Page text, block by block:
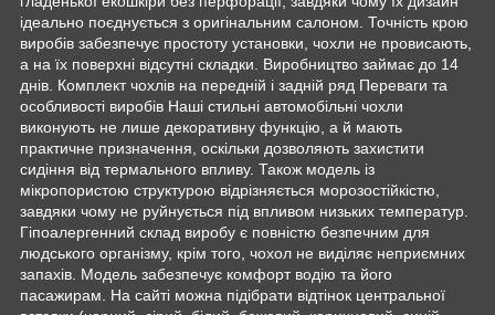
ідеально поєднується з оригінальним салоном. Точність крою
виробів забезпечує простоту установки, чохли не провисають,
а на їх поверхні відсутні складки. Виробництво займає до 14
днів. Комплект чохлів на передній і задній ряд Переваги та
особливості виробів Наші стильні автомобільні чохли
виконують не лише декоративну функцію, а й мають
практичне призначення, оскільки дозволяють захистити
сидіння від термального впливу. Також модель із
мікропористою структурою відрізняється морозостійкістю,
завдяки чому не руйнується під впливом низьких температур.
Гіпоалергенний склад виробу є повністю безпечним для
людського організму, крім того, чохол не виділяє неприємних
запахів. Модель забезпечує комфорт водію та його
пасажирам. На сайті можна підібрати відтінок центральної